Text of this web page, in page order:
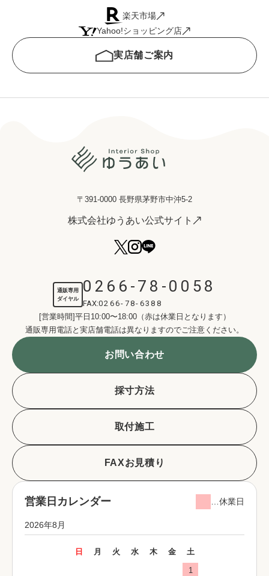
楽天市場
Yahoo!ショッピング店
実店舗ご案内
〒391-0000 長野県茅野市中沖5-2
株式会社ゆうあい公式サイト
通販専用
ダイヤル
0266-78-0058
FAX:0266-78-6388
[営業時間]平日10:00〜18:00（赤は休業日となります）
通販専用電話と実店舗電話は異なりますのでご注意ください。
お問い合わせ
採寸方法
取付施工
FAXお見積り
営業日カレンダー …休業日
2026年8月
日 月 火 水 木 金 土
1